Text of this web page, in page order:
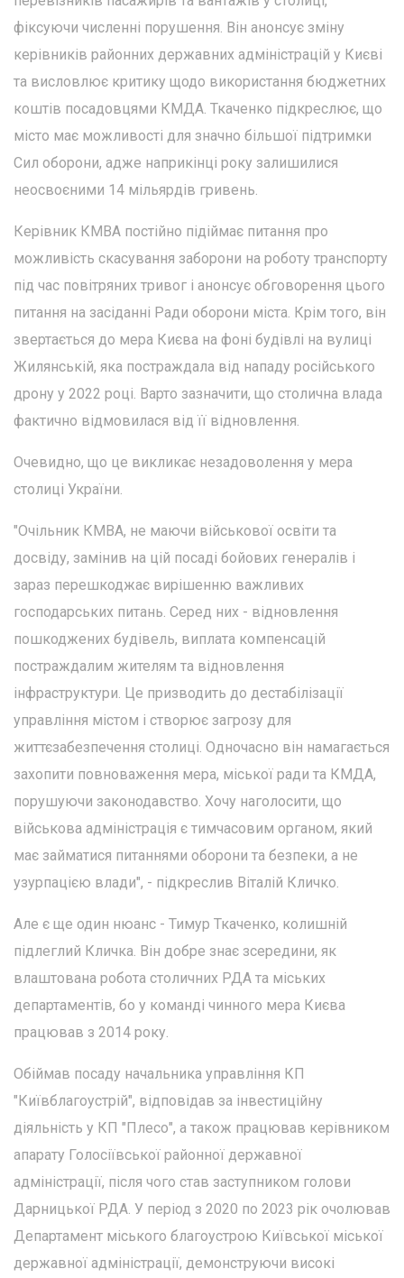
фіксуючи численні порушення. Він анонсує зміну
керівників районних державних адміністрацій у Києві
та висловлює критику щодо використання бюджетних
коштів посадовцями КМДА. Ткаченко підкреслює, що
місто має можливості для значно більшої підтримки
Сил оборони, адже наприкінці року залишилися
неосвоєними 14 мільярдів гривень.
Керівник КМВА постійно підіймає питання про
можливість скасування заборони на роботу транспорту
під час повітряних тривог і анонсує обговорення цього
питання на засіданні Ради оборони міста. Крім того, він
звертається до мера Києва на фоні будівлі на вулиці
Жилянській, яка постраждала від нападу російського
дрону у 2022 році. Варто зазначити, що столична влада
фактично відмовилася від її відновлення.
Очевидно, що це викликає незадоволення у мера
столиці України.
"Очільник КМВА, не маючи військової освіти та
досвіду, замінив на цій посаді бойових генералів і
зараз перешкоджає вирішенню важливих
господарських питань. Серед них - відновлення
пошкоджених будівель, виплата компенсацій
постраждалим жителям та відновлення
інфраструктури. Це призводить до дестабілізації
управління містом і створює загрозу для
життєзабезпечення столиці. Одночасно він намагається
захопити повноваження мера, міської ради та КМДА,
порушуючи законодавство. Хочу наголосити, що
військова адміністрація є тимчасовим органом, який
має займатися питаннями оборони та безпеки, а не
узурпацією влади", - підкреслив Віталій Кличко.
Але є ще один нюанс - Тимур Ткаченко, колишній
підлеглий Кличка. Він добре знає зсередини, як
влаштована робота столичних РДА та міських
департаментів, бо у команді чинного мера Києва
працював з 2014 року.
Обіймав посаду начальника управління КП
"Київблагоустрій", відповідав за інвестиційну
діяльність у КП "Плесо", а також працював керівником
апарату Голосіївської районної державної
адміністрації, після чого став заступником голови
Дарницької РДА. У період з 2020 по 2023 рік очолював
Департамент міського благоустрою Київської міської
державної адміністрації, демонструючи високі